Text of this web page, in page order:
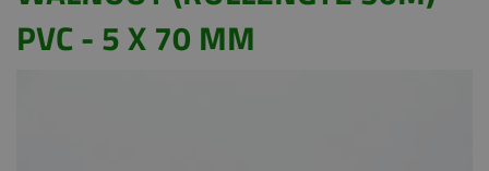
PVC - 5 X 70 MM